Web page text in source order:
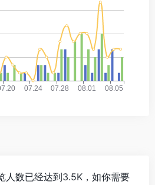
人数已经达到3.5K，如你需要